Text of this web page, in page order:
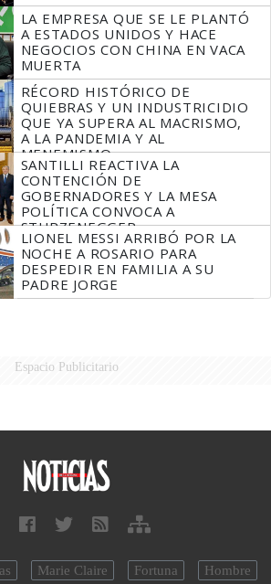
LA EMPRESA QUE SE LE PLANTÓ
A ESTADOS UNIDOS Y HACE
NEGOCIOS CON CHINA EN VACA
MUERTA
RÉCORD HISTÓRICO DE
QUIEBRAS Y UN INDUSTRICIDIO
QUE YA SUPERA AL MACRISMO,
A LA PANDEMIA Y AL
MENEMISMO
SANTILLI REACTIVA LA
CONTENCIÓN DE
GOBERNADORES Y LA MESA
POLÍTICA CONVOCA A
STURZENEGGER
LIONEL MESSI ARRIBÓ POR LA
NOCHE A ROSARIO PARA
DESPEDIR EN FAMILIA A SU
PADRE JORGE
Espacio Publicitario
Marie Claire Fortuna Hombre